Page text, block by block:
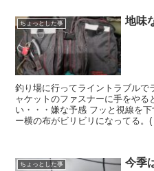
ちょっとした事 地味
釣り場に行ってライントラブルで
ャケットのファスナーに手をやる
い・・・嫌な予感 フッと視線を
ー横の布がビリビリになってる。
ちょっとした事 今季